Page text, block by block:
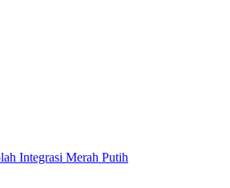
Integrasi Merah Putih